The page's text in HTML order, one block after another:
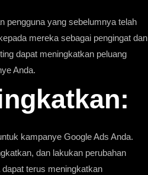
pengguna yang sebelumnya telah
mereka sebagai pengingat dan
dapat meningkatkan peluang
Anda.
kampanye Google Ads Anda.
dan lakukan perubahan
terus meningkatkan